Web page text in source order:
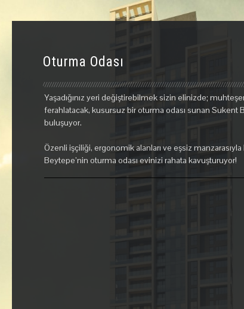
Oturma Odası
Yaşadığınız yeri değiştirebilmek sizin elinizde;
ferahlatacak, kusursuz bir oturma odası sunan Sukent
buluşuyor.
Özenli işçiliği, ergonomik alanları ve eşsiz
Beytepe’nin oturma odası evinizi rahata kavuşturuyor!